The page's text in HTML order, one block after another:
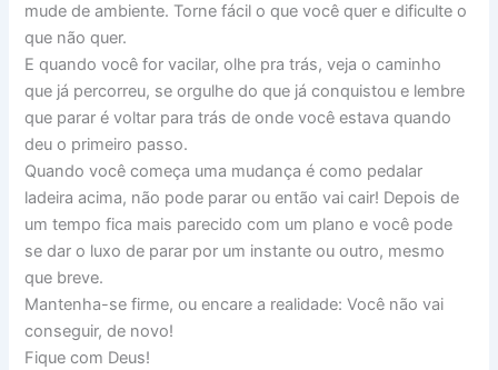
mude de ambiente. Torne fácil o que você quer e dificulte o
que não quer.
E quando você for vacilar, olhe pra trás, veja o caminho
que já percorreu, se orgulhe do que já conquistou e lembre
que parar é voltar para trás de onde você estava quando
deu o primeiro passo.
Quando você começa uma mudança é como pedalar
ladeira acima, não pode parar ou então vai cair! Depois de
um tempo fica mais parecido com um plano e você pode
se dar o luxo de parar por um instante ou outro, mesmo
que breve.
Mantenha-se firme, ou encare a realidade: Você não vai
conseguir, de novo!
Fique com Deus!